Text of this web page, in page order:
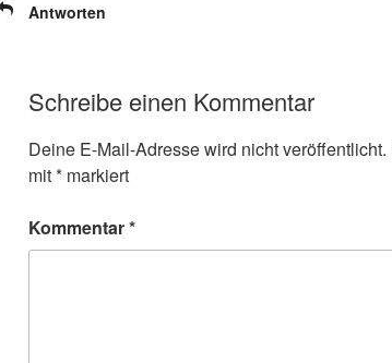
Antworten
Schreibe einen Kommentar
Deine E-Mail-Adresse wird nicht veröffentlicht.
mit* markiert
Kommentar*